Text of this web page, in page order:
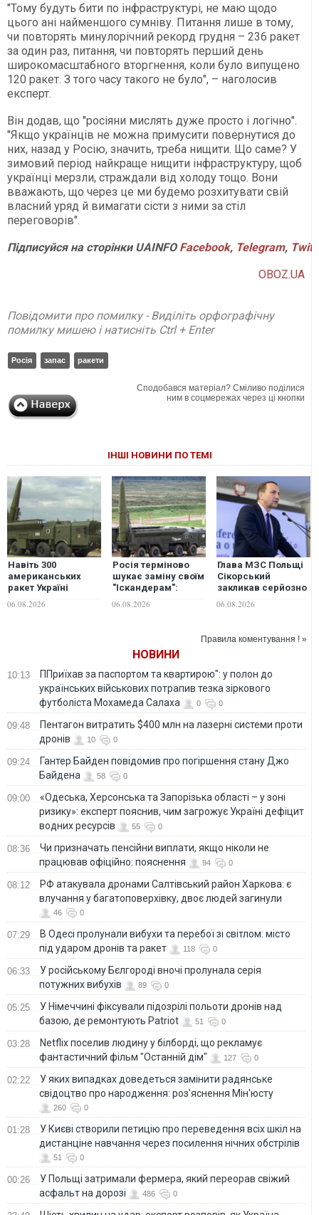
"Тому будуть бити по інфраструктурі, не маю щодо
цього ані найменшого сумніву. Питання лише в тому,
чи повторять минулорічний рекорд грудня – 236 ракет
за один раз, питання, чи повторять перший день
широкомасштабного вторгнення, коли було випущено
120 ракет. З того часу такого не було", – наголосив
експерт.
Він додав, що "росіяни мислять дуже просто і логічно".
"Якщо українців не можна примусити повернутися до
них, назад у Росію, значить, треба нищити. Що саме? У
зимовий період найкраще нищити інфраструктуру, щоб
українці мерзли, страждали від холоду тощо. Вони
вважають, що через це ми будемо розхитувати свій
власний уряд й вимагати сісти з ними за стіл
переговорів".
Підписуйся на сторінки UAINFO Facebook, Telegram,
OBOZ.UA
Повідомити про помилку - Виділіть орфографічну
помилку мишею і натисніть Ctrl + Enter
Росія запас ракети
Сподобався матеріал? Сміливо поділися
ним в соцмережах через ці кнопки
ІНШІ НОВИНИ ПО ТЕМІ
Навіть 300
американських
ракет Україні
вистачить лише на
2,5-3 місяці
06.08.2026
Росія терміново
шукає заміну своїм
"Іскандерам":
експерт вказав
причину
06.08.2026
Глава МЗС Польщі
Сікорський
закликав серйозно
обговорити
перехоплення
України
06.08.2026
Правила коментування ! »
НОВИНИ
10:13
ППриїхав за паспортом та квартирою": у полон до
українських військових потрапив тезка зіркового
футболіста Мохамеда Салаха
0 0
09:48
Пентагон витратить $400 млн на лазерні системи проти
дронів
10 0
09:24
Гантер Байден повідомив про погіршення стану Джо
Байдена
58 0
09:00
«Одеська, Херсонська та Запорізька області – у зоні
ризику»: експерт пояснив, чим загрожує Україні дефіцит
водних ресурсів
55 0
08:36
Чи призначать пенсійни виплати, якщо ніколи не
працював офіційно: пояснення
94 0
08:12
РФ атакувала дронами Салтівський район Харкова: є
влучання у багатоповерхівку, двоє людей загинули
46 0
07:29
В Одесі пролунали вибухи та перебої зі світлом: місто
під ударом дронів та ракет
118 0
06:33
У російському Бєлгороді вночі пролунала серія
потужних вибухів
89 0
05:25
У Німеччині фіксували підозрілі польоти дронів над
базою, де ремонтують Patriot
51 0
03:28
Netflix поселив людину у білборді, що рекламує
фантастичний фільм "Останній дім"
127 0
02:22
У яких випадках доведеться замінити радянське
свідоцтво про народження: роз'яснення Мін'юсту
260 0
01:28
У Києві створили петицію про переведення всіх шкіл на
дистанціне навчання через посилення нічних обстрілів
51 0
00:26
У Польщі затримали фермера, який переорав свіжий
асфальт на дорозі
486 0